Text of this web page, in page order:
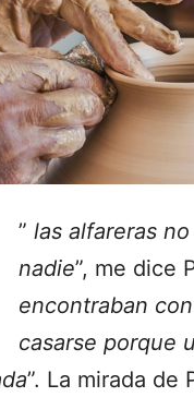
” las alfareras
nadie”, me dice
encontraban
casarse porque
”. La mirada de